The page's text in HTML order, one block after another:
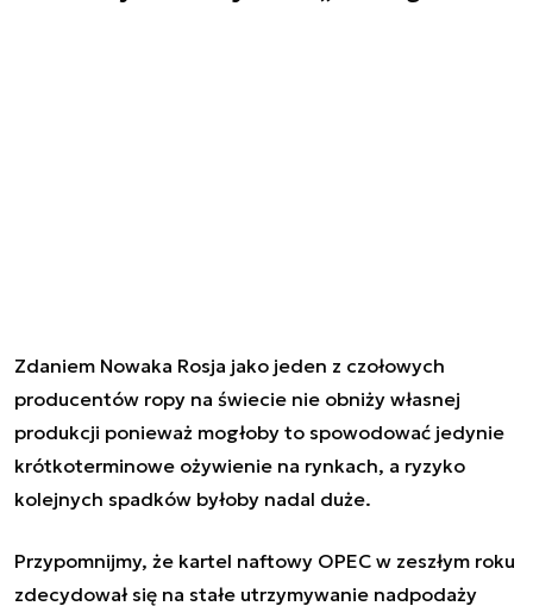
Zdaniem Nowaka Rosja jako jeden z czołowych
producentów ropy na świecie nie obniży własnej
produkcji ponieważ mogłoby to spowodować jedynie
krótkoterminowe ożywienie na rynkach, a ryzyko
kolejnych spadków byłoby nadal duże.
Przypomnijmy, że kartel naftowy OPEC w zeszłym roku
zdecydował się na stałe utrzymywanie nadpodaży